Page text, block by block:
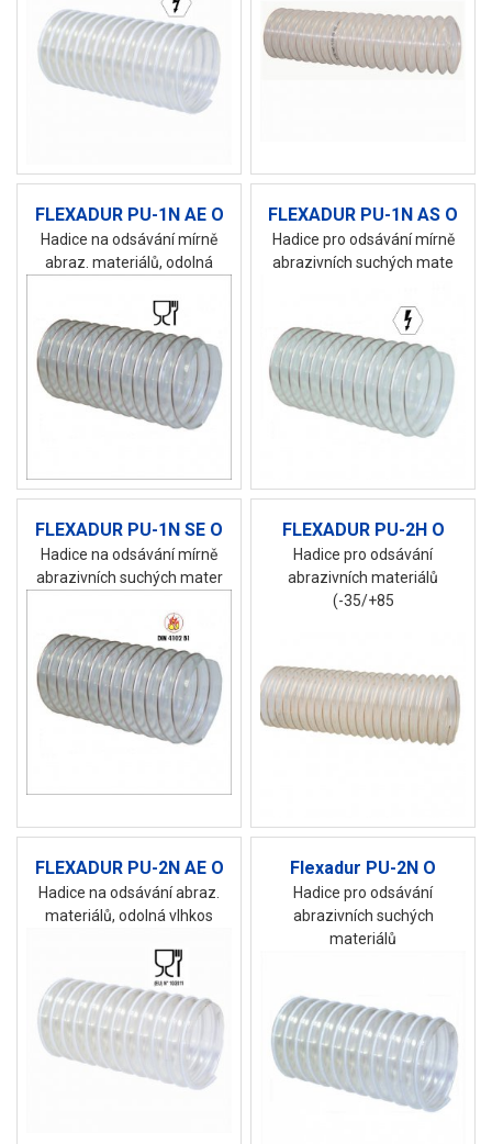
FLEXADUR PU-1N AE O
Hadice na odsávání mírně
abraz. materiálů, odolná
FLEXADUR PU-1N AS O
Hadice pro odsávání mírně
abrazivních suchých mate
FLEXADUR PU-1N SE O
Hadice na odsávání mírně
abrazivních suchých mater
FLEXADUR PU-2H O
Hadice pro odsávání
abrazivních materiálů
(-35/+85
FLEXADUR PU-2N AE O
Hadice na odsávání abraz.
materiálů, odolná vlhkos
Flexadur PU-2N O
Hadice pro odsávání
abrazivních suchých
materiálů